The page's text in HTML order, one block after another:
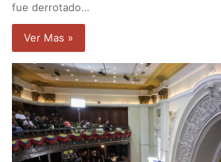
fue derrotado…
Ver Mas »